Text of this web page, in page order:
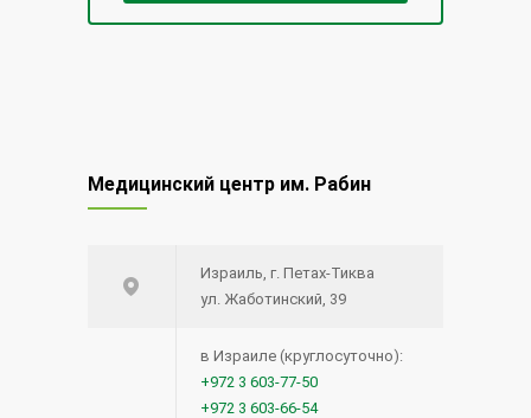
Медицинский центр им. Рабин
Израиль, г. Петах-Тиква
ул. Жаботинский, 39
в Израиле (круглосуточно):
+972 3 603-77-50
+972 3 603-66-54